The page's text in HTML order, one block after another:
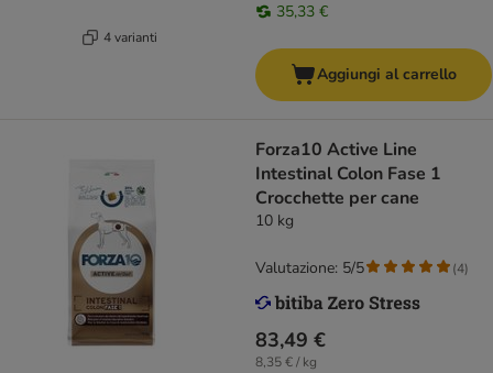
4 varianti
35,33 €
Aggiungi al carrello
Forza10 Active Line
Intestinal Colon Fase 1
Crocchette per cane
10 kg
83,49 €
8,35 € / kg
Valutazione: 5/5 (4)